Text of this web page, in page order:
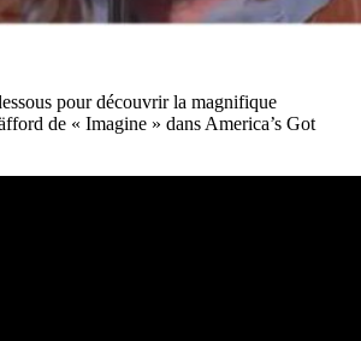
pour découvrir la magnifique
de « Imagine » dans America’s Got